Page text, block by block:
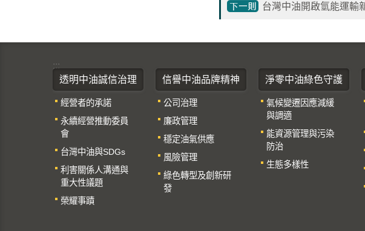
台灣中油開啟氫能運輸
:::
透明中油誠信治理
經營者的承諾
永續經營推動委員
會
台灣中油與SDGs
利害關係人溝通與
重大性議題
榮耀事蹟
信譽中油品牌精神
公司治理
廉政管理
穩定油氣供應
風險管理
綠色轉型及創新研
發
淨零中油綠色守護
氣候變遷因應減緩
與調適
能資源管理與污染
防治
生態多樣性